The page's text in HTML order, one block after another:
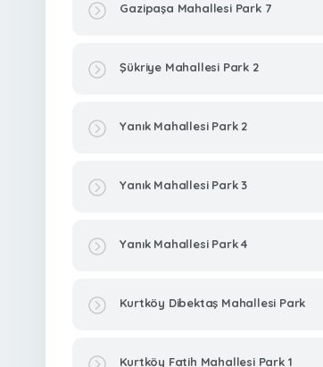
Gazipaşa Mahallesi Park 7
Şükriye Mahallesi Park 2
Yanık Mahallesi Park 2
Yanık Mahallesi Park 3
Yanık Mahallesi Park 4
Kurtköy Dibektaş Mahallesi Park
Kurtköy Fatih Mahallesi Park 1